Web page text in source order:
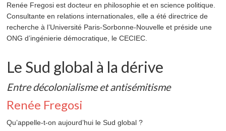
la
dérive
Renée Fregosi est docteur en philosophie et en science politique.
Consultante en relations internationales, elle a été directrice de
recherche à l’Université Paris-Sorbonne-Nouvelle et préside une
ONG d’ingénierie démocratique, le CECIEC.
Le Sud global à la dérive
Entre décolonialisme et antisémitisme
Renée Fregosi
Qu’appelle-t-on aujourd’hui le Sud global ?